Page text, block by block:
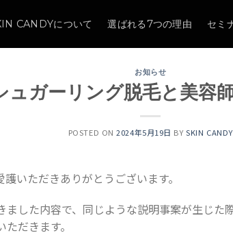
CANDYについて 選ばれる7つの理由 セミ
お知らせ
ュガーリング脱毛と美容
POSTED ON2024年5月19日 BYSKIN CANDY
いただきありがとうございます。
ました内容で、同じような説明事案が生じた
だきます。